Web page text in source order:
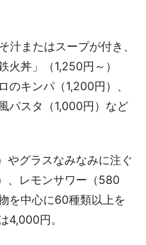
またはスープが付き、
火丼」（1,250円～）
のキンパ（1,200円）、
パスタ（1,000円）など
グラスなみなみに注ぐ
、レモンサワー（580
を中心に60種類以上を
4,000円。